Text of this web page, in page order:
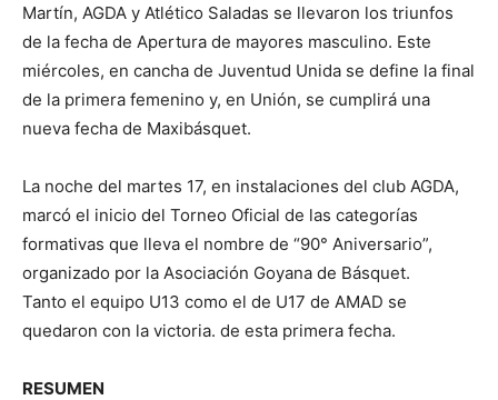
Martín, AGDA y Atlético Saladas se llevaron los triunfos
de la fecha de Apertura de mayores masculino. Este
miércoles, en cancha de Juventud Unida se define la final
de la primera femenino y, en Unión, se cumplirá una
nueva fecha de Maxibásquet.
La noche del martes 17, en instalaciones del club AGDA,
marcó el inicio del Torneo Oficial de las categorías
formativas que lleva el nombre de “90° Aniversario”,
organizado por la Asociación Goyana de Básquet.
Tanto el equipo U13 como el de U17 de AMAD se
quedaron con la victoria. de esta primera fecha.
RESUMEN